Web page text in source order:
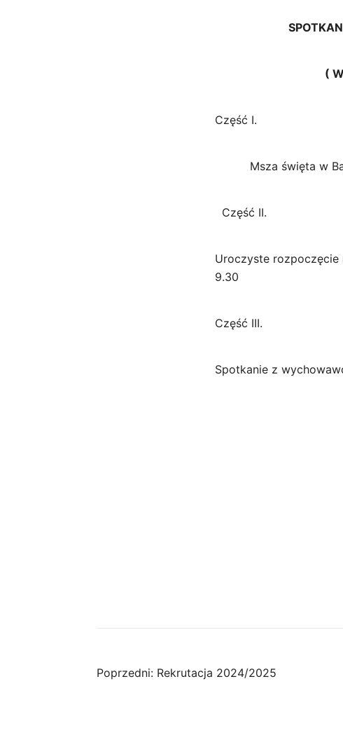
(
Część I.
Msza święta w
Część II.
Uroczyste rozpoczęcie
9.30
Część III.
Spotkanie z
Nawigacja
Poprzedni: Rekrutacja 2024/2025